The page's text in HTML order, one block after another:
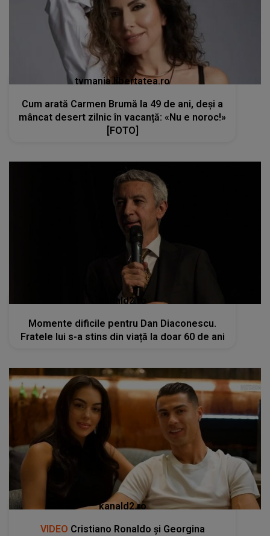
tvmania.libertatea.ro
Cum arată Carmen Brumă la 49 de ani, deși a
mâncat desert zilnic în vacanță: «Nu e noroc!»
[FOTO]
kanald2.ro
Momente dificile pentru Dan Diaconescu.
Fratele lui s-a stins din viață la doar 60 de ani
kanald2.ro
VIDEO Cristiano Ronaldo și Georgina